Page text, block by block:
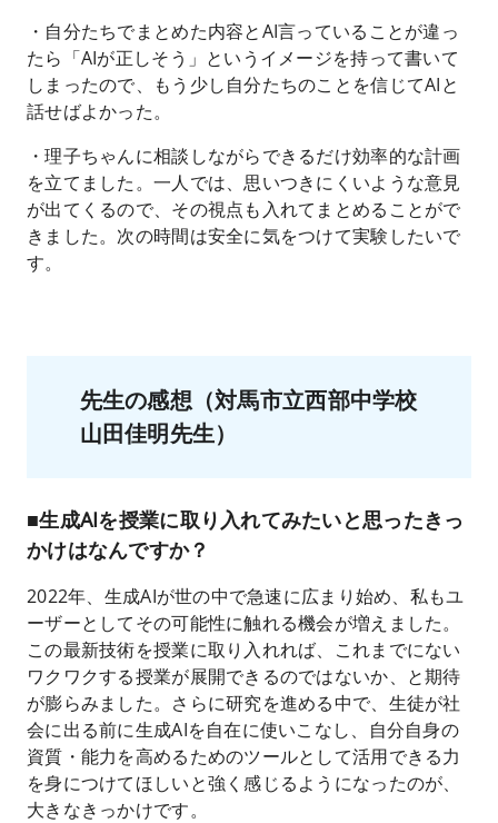
・自分たちでまとめた内容とAI言っていることが違っ
たら「AIが正しそう」というイメージを持って書いて
しまったので、もう少し自分たちのことを信じてAIと
話せばよかった。
・理子ちゃんに相談しながらできるだけ効率的な計画
を立てました。一人では、思いつきにくいような意見
が出てくるので、その視点も入れてまとめることがで
きました。次の時間は安全に気をつけて実験したいで
す。
先生の感想（対馬市立西部中学校
山田佳明先生）
■生成AIを授業に取り入れてみたいと思ったきっ
かけはなんですか？
2022年、生成AIが世の中で急速に広まり始め、私もユ
ーザーとしてその可能性に触れる機会が増えました。
この最新技術を授業に取り入れれば、これまでにない
ワクワクする授業が展開できるのではないか、と期待
が膨らみました。さらに研究を進める中で、生徒が社
会に出る前に生成AIを自在に使いこなし、自分自身の
資質・能力を高めるためのツールとして活用できる力
を身につけてほしいと強く感じるようになったのが、
大きなきっかけです。